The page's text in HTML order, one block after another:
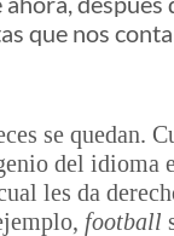
que nos
se quedan.
del idioma
les da
football